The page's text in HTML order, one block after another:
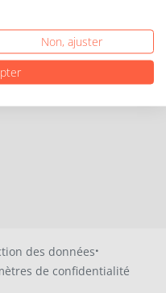
des données·
de confidentialité
Non, ajuster